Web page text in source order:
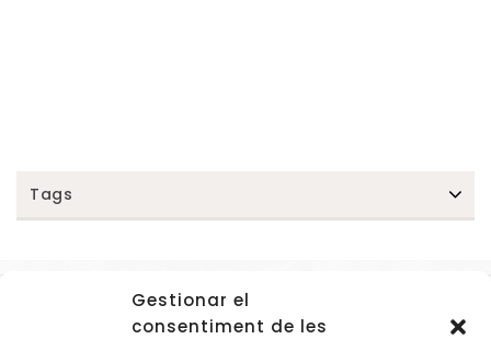
Gestionar el
consentiment de les
Tags